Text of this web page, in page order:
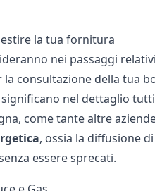
la tua fornitura
nei passaggi
consultazione della tua
nel dettaglio
come tante altre
, ossia la diffusione
essere sprecati.